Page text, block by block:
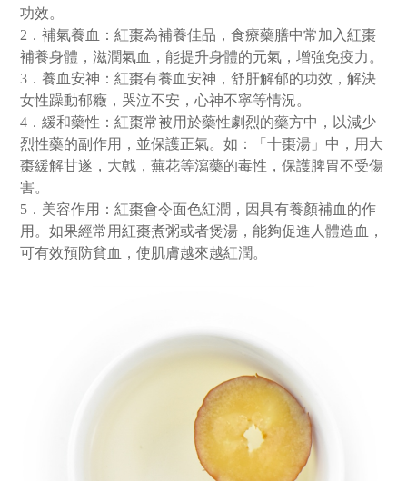
功效。
2．補氣養血：紅棗為補養佳品，食療藥膳中常加入紅棗
補養身體，滋潤氣血，能提升身體的元氣，增強免疫力。
3．養血安神：紅棗有養血安神，舒肝解郁的功效，解決
女性躁動郁癥，哭泣不安，心神不寧等情況。
4．緩和藥性：紅棗常被用於藥性劇烈的藥方中，以減少
烈性藥的副作用，並保護正氣。如：「十棗湯」中，用大
棗緩解甘遂，大戟，蕪花等瀉藥的毒性，保護脾胃不受傷
害。
5．美容作用：紅棗會令面色紅潤，因具有養顏補血的作
用。如果經常用紅棗煮粥或者煲湯，能夠促進人體造血，
可有效預防貧血，使肌膚越來越紅潤。